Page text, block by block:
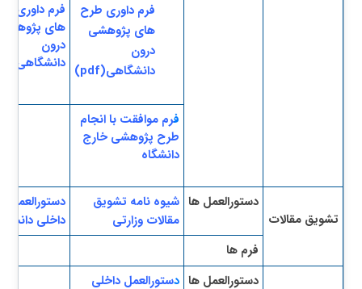
فرم داوری طرح
های پژوهشی
درون
دانشگاهی(pdf)
فرم داوری
های
درون
دانشگاهی(doc
فرم موافقت با انجام
طرح پژوهشی خارج
دانشگاه
تشویق مقالات
​دستورالعمل ها شیوه نامه تشویق
مقالات وزارتی
دستورالعمل
داخلی
​فرم ها
​دستورالعمل ها دستورالعمل داخلی